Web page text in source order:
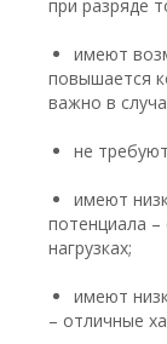
при разряде
имеют
повышается
важно в
не
имеют
потенциала –
нагрузках;
имеют
– отличные